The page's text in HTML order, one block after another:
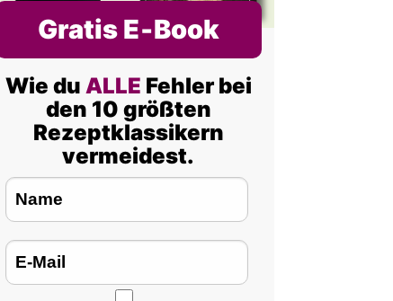
Gratis E‑Book
Wie du ALLE Fehler bei
den 10 größten
Rezeptklassikern
vermeidest.